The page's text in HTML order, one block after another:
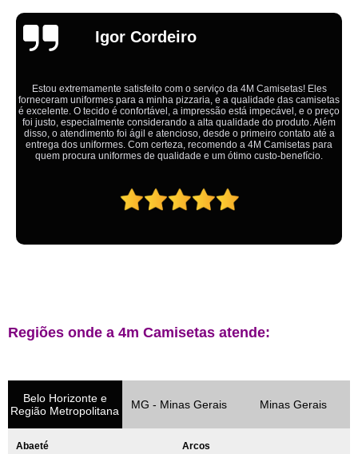
Emília
Ótimo atendimento,todos muito educados, prestativos e que colocam o
cliente em primeiro lugar. Qualquer lugar tem problemas,isso é fato, mas
aqui na 4M tudo é resolvido com calma e de forma que todos saem
ganhando no final.
Regiões onde a 4m Camisetas atende:
Belo Horizonte e
Região Metropolitana
MG - Minas Gerais Minas Gerais
Abaeté Arcos